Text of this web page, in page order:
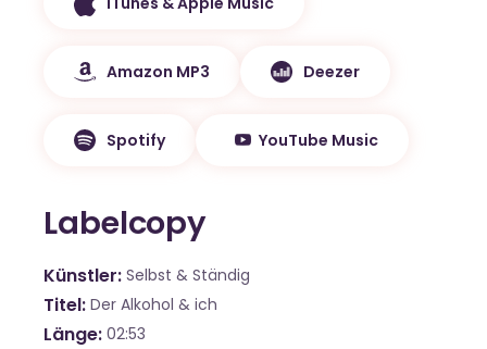
Amazon MP3 Deezer
Spotify YouTube Music
Labelcopy
Künstler Selbst & Ständig
Titel Der Alkohol & ich
Länge 02:53